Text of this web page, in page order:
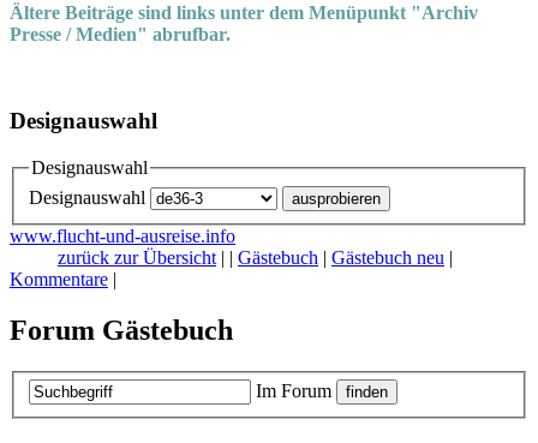
Ältere Beiträge sind links unter dem Menüpunkt "Archiv
Presse / Medien" abrufbar.
Designauswahl
Designauswahl
Designauswahl
www.flucht-und-ausreise.info
zurück zur Übersicht | | Gästebuch | Gästebuch neu |
Kommentare |
Forum Gästebuch
Im Forum